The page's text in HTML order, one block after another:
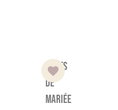
Gants
de
mariée